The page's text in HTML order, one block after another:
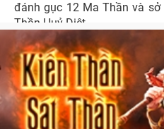
đánh gục 12 Ma Thần và sở
Thần Huỷ Diệt.